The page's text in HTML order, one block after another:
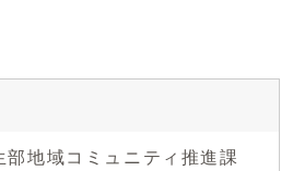
地域コミュニティ推進課